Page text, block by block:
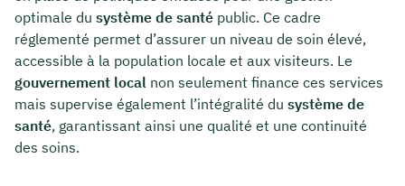
optimale du système de santé public. Ce cadre
réglementé permet d’assurer un niveau de soin élevé,
accessible à la population locale et aux visiteurs. Le
gouvernement local non seulement finance ces services
mais supervise également l’intégralité du système de
santé, garantissant ainsi une qualité et une continuité
des soins.